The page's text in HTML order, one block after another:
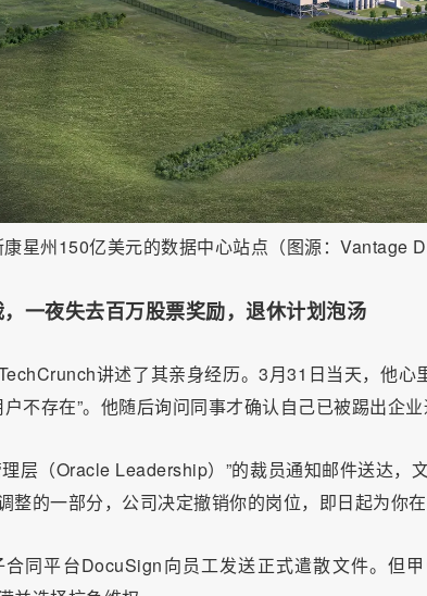
星州150亿美元的数据中心站点（图源：Vantage
一夜失去百万股票奖励，退休计划泡汤
讲述了其亲身经历。3月31日当天，他心
不存在”。他随后询问同事才确认自己已被踢出企业
层（Oracle Leadership）”的裁员通知邮件送达，
整的一部分，公司决定撤销你的岗位，即日起为你
同平台DocuSign向员工发送正式遣散文件。但